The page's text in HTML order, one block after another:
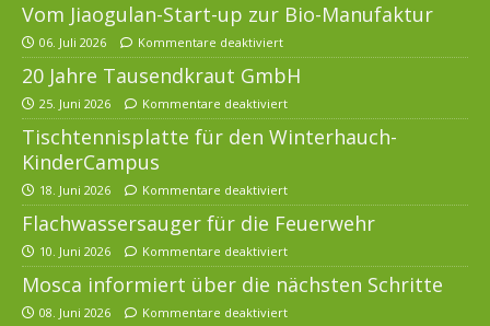
Vom Jiaogulan-Start-up zur Bio-Manufaktur
06. Juli 2026 Kommentare deaktiviert
20 Jahre Tausendkraut GmbH
25. Juni 2026 Kommentare deaktiviert
Tischtennisplatte für den Winterhauch-
KinderCampus
18. Juni 2026 Kommentare deaktiviert
Flachwassersauger für die Feuerwehr
10. Juni 2026 Kommentare deaktiviert
Mosca informiert über die nächsten Schritte
08. Juni 2026 Kommentare deaktiviert